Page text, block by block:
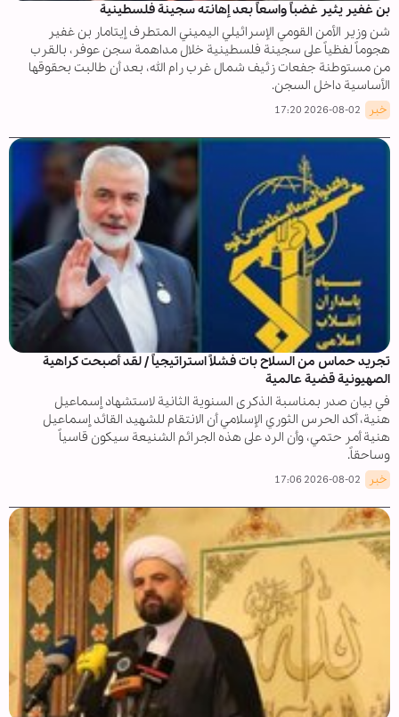
بن غفير یثیر غضباً واسعاً بعد إهانته سجينة فلسطينية
شن وزير الأمن القومي الإسرائيلي اليميني المتطرف إيتامار بن غفير
هجوماً لفظياً على سجينة فلسطينية خلال مداهمة سجن عوفر، بالقرب
من مستوطنة جفعات زئيف شمال غرب رام الله، بعد أن طالبت بحقوقها
الأساسية داخل السجن.
خبر 2026-08-02 17:20
تجريد حماس من السلاح بات فشلاً استراتيجياً / لقد أصبحت کراهية
الصهيونية قضية عالمية
في بيان صدر بمناسبة الذكرى السنوية الثانية لاستشهاد إسماعيل
هنية، أكد الحرس الثوري الإسلامي أن الانتقام للشهيد القائد إسماعيل
هنية أمر حتمي، وأن الرد على هذه الجرائم الشنيعة سيكون قاسياً
وساحقاً.
خبر 2026-08-02 17:06